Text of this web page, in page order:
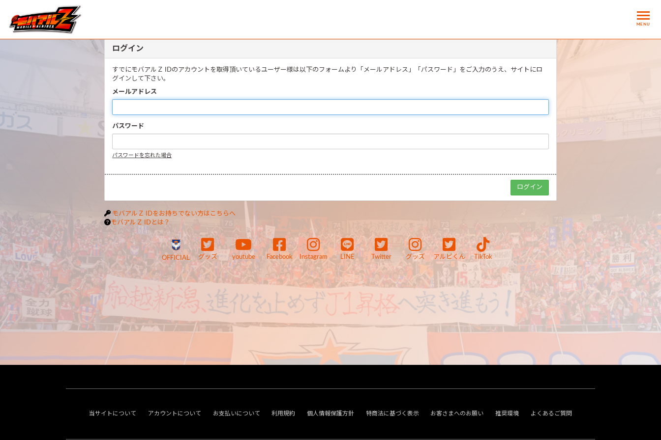
MENU
ログイン
すでにモバアルＺ IDのアカウントを取得頂いているユーザー様は以下のフォームより「メールアドレス」「パスワード」をご入力のうえ、サイトにロ
グインして下さい。
メールアドレス
パスワード
パスワードを忘れた場合
モバアルＺ IDをお持ちでない方はこちらへ
モバアルＺ IDとは？
OFFICIAL グッズ youtube Facebook Instagram LINE Twitter グッズ アルビくん TikTok
当サイトについて アカウントについて お支払いについて 利用規約 個人情報保護方針 特商法に基づく表示 お客さまへのお願い 推奨環境 よくあるご質問